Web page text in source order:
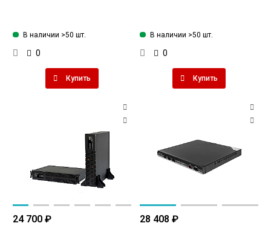
В наличии >50 шт.
0
Купить
В наличии >50 шт.
0
Купить
24 700 ₽ 28 408 ₽